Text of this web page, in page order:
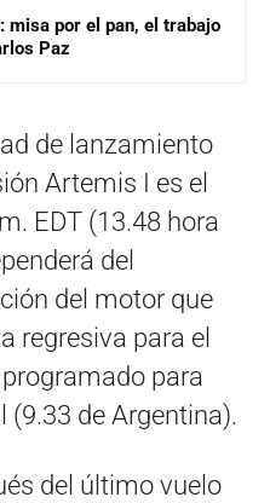
misa por el pan, el trabajo
Paz
de lanzamiento
Artemis I es el
EDT (13.48 hora
del
del motor que
regresiva para el
para
(9.33 de Argentina).
del último vuelo